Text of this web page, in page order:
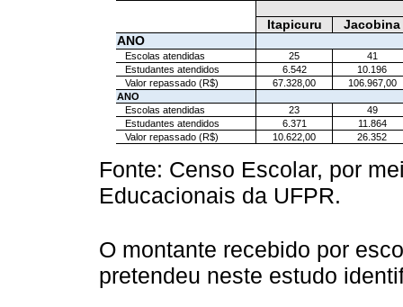
Itapicuru
Jacobina
ANO
Escolas atendidas 25
41
Estudantes atendidos
6.542
10.196
Valor repassado (R$)
67.328,00
106.967,00
ANO
Escolas atendidas
23
49
Estudantes atendidos
6.371
11.864
Valor repassado (R$)
10.622,00 26.352
Fonte: Censo Escolar, por
Educacionais da UFPR.
O montante recebido por
pretendeu neste estudo